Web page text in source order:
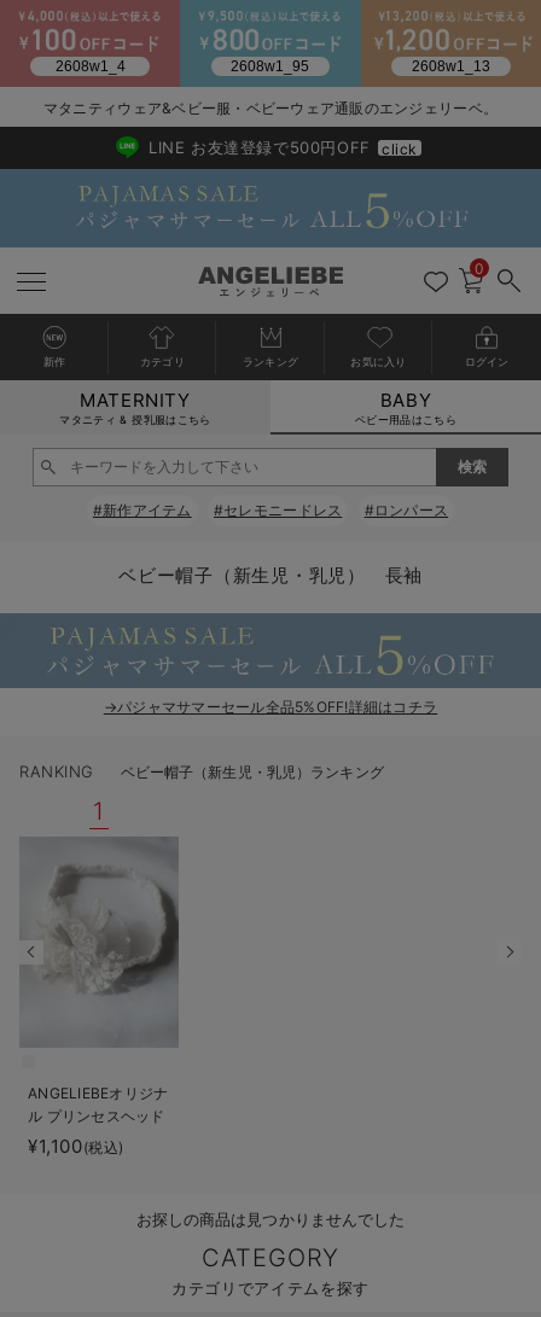
新生児服全て
ベビー服全て
ロンパース・カバーオール
ベビー ブルマ
ベビー スカート
ベビー アウター
スタイ・よだれかけ（新生児・ベビー）
ベビー帽子（新生児・乳児）
新生児スリーパー・ベビーパジャマ
ベビー リュック
ベビー 小物
シーズンアイテム全て
ベビー・新生児 寝具全て
ベビーベッド・布団 （ベビー・新生児）
ベビー 雑貨全て
ベビーチェア（ハイローチェア）・ベビーラック
ベビー 雑貨 小物
ベビー安全グッズ
メモリアルグッズ
哺乳瓶
赤ちゃん 洗剤・洗濯用品・お掃除
赤ちゃん お風呂・ベビースキンケア
おむつ関連グッズ
お出かけグッズ全て
ベビー｜季節の特集全て
猛暑からベビーを守るひんやりグッズ
ベビーの動物なりきり特集
ベビー 夏のお役立ちグッズ特集
袴ロンパース特集
アウトレット全て
【アウトレット】ワンピース
【アウトレット】パジャマ
【アウトレット】インナー
特集全て
抗菌防臭加工
コットン素材
Tシャツブラ
親子セット
快適機能ウェア特集 トップス
快適機能ウェア特集 ボトムス
快適機能ウェア特集 パジャマ
erbaviva（エルバビーバ）
安心の日本製。先輩ママが買ってよかった！本当に必要な出産準備品
買って正解！高評価レビューアイテム
冬に可愛いニットがお得！
再入荷全て
再入荷｜インナー
戻る
送料無料アイテム全て
ワンピース
スカート
パジャマ
戻る
ブラキャミ おまとめ
戻る
【37周年祭セール】
【37周年祭セール】
戻る
気温差別オススメア
【15℃】3月下旬～
戻る
動きやすく着回しで
戻る
強撚スムース(コスパ
戻る
マタニティウェア
【おまとめ割】パジ
戻る
こだわりの履き心地
カジュアル
オフィス
戻る
ジャケット派
きれいめ美脚パンツ派
ツィード派
戻る
出産準備応援割全て
マタニティパジャマ
戻る
【オフィスカジュア
戻る
レギンスタイプ
戻る
【フォーマル】ワン
戻る
【ベビー】長袖
戻る
ハンカチ
短肌着
セット
戻る
快適ウェア10%OFF
快適ウェア10%OFF
戻る
春のマタニティワン
セットアップ・ レイ
ジャンパースカート/
ワーク・オフィス
戻る
Gift Selection 出産
〜3,000円（税込）
10,001円（税込）〜
女の子におススメの
何枚あっても嬉しい
戻る
冬の冷え対策インナ
薄くてあったか
保温&リカバリー
レギンス・タイツ
戻る
入院準備の持ち物チ
入院してすぐ使うグ
戻る
冬のあったか特集全て
【冬のあったか特集
【冬のあったか特集
マタニティウェア&ベビー服・ベビーウェア通販のエンジェリーベ。
2026/NewArrival
送料495円(一部地域を除く) 7,700円以上で送料無料
LINE お友達登録で500円OFF click
0
新作 カテゴリ ランキング お気に入り ログイン
MATERNITY
マタニティ & 授乳服はこちら
BABY
ベビー用品はこちら
#新作アイテム #セレモニードレス #ロンパース
ベビー帽子（新生児・乳児） 長袖
→パジャマサマーセール全品5%OFF!詳細はコチラ
RANKING ベビー帽子（新生児・乳児）ランキング
1
ANGELIEBEオリジナ
ル プリンセスヘッド
ドレス
¥1,100(税込)
お探しの商品は見つかりませんでした
CATEGORY
カテゴリでアイテムを探す
カートに入れる
閉じる